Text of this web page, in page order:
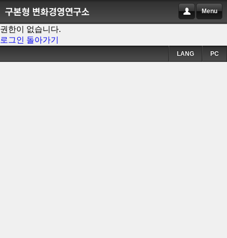
Menu
권한이 없습니다.
로그인 돌아가기
PC
LANG